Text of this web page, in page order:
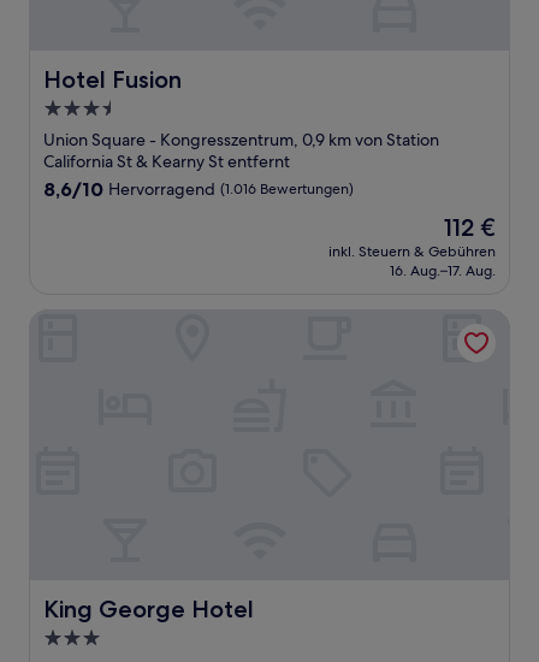
Hotel Fusion
Hotel Fusion
3.5-
Sterne-
Unterkunft
Union Square - Kongresszentrum, 0,9 km von Station
California St & Kearny St entfernt
8.6
8,6/10 Hervorragend (1.016 Bewertungen)
Der
Preis
beträgt
112 €
inkl. Steuern & Gebühren
16. Aug.–17. Aug.
King George Hotel
King George Hotel
3.0-